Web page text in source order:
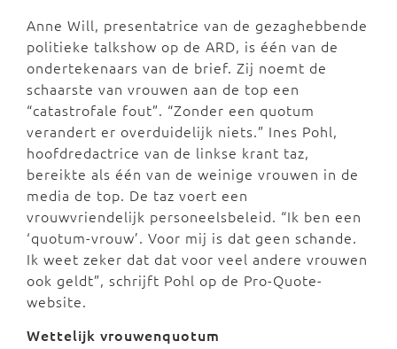
Anne Will, presentatrice van de gezaghebbende
politieke talkshow op de ARD, is één van de
ondertekenaars van de brief. Zij noemt de
schaarste van vrouwen aan de top een
“catastrofale fout”. “Zonder een quotum
verandert er overduidelijk niets.” Ines Pohl,
hoofdredactrice van de linkse krant taz,
bereikte als één van de weinige vrouwen in de
media de top. De taz voert een
vrouwvriendelijk personeelsbeleid. “Ik ben een
‘quotum-vrouw’. Voor mij is dat geen schande.
Ik weet zeker dat dat voor veel andere vrouwen
ook geldt”, schrijft Pohl op de Pro-Quote-
website.
Wettelijk vrouwenquotum